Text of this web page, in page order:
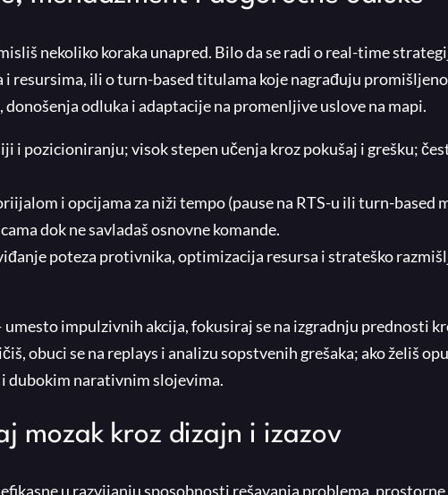
nekoliko koraka unapred. Bilo da se radi o real-time
resursima, ili o turn-based titulama koje nagrađuju
odluka i adaptacije na promenljive uslove na mapi.
i pozicioniranju; visok stepen učenja kroz pokušaj i grešku;
i opcijama za niži tempo (pause na RTS-u ili turn-based
dok ne savladaš osnovne komande.
poteza protivnika, optimizacija resursa i strateško
impulzivnih akcija, fokusiraj se na izgradnju prednosti
obuci se na replays i analizu sopstvenih grešaka; ako želiš
dubokim narativnim slojevima.
mozak kroz dizajn i izazov
u razvijanju sposobnosti rešavanja problema,